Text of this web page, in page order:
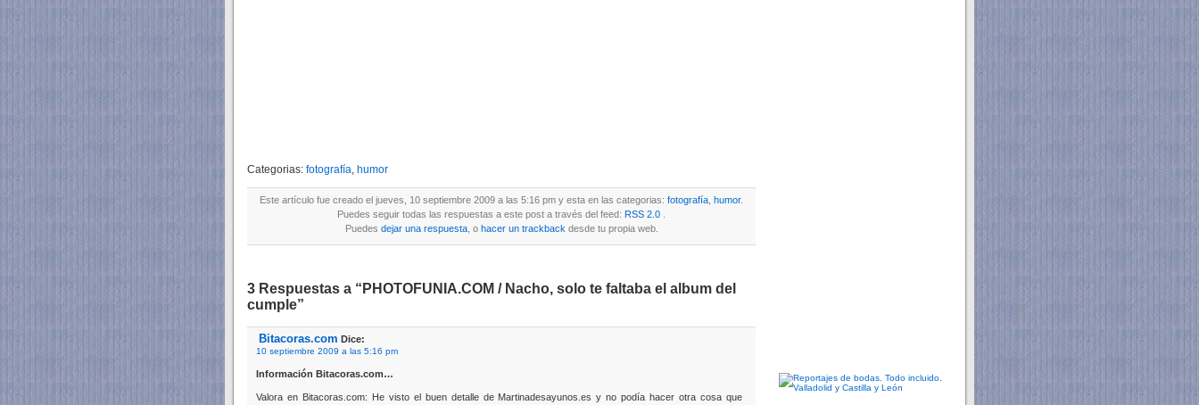
Categorias: fotografía, humor
Este artículo fue creado el jueves, 10 septiembre 2009 a las 5:16 pm y esta en las categorias: fotografía humor.
Puedes seguir todas las respuestas a este post a través del feed: RSS 2.0
Puedes dejar una respuesta, o hacer un trackback desde tu propia web.
3 Respuestas a “PHOTOFUNIA.COM / Nacho, solo te faltaba el album del
cumple”
Bitacoras.com Dice:
10 septiembre 2009 a las 5:16 pm
Información Bitacoras.com…
Valora en Bitacoras.com: He visto el buen detalle de Martinadesayunos.es y no podía hacer otra cosa que